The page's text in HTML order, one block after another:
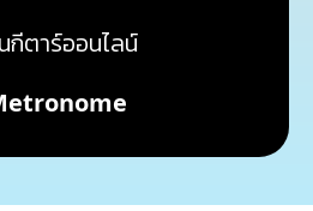
กีตาร์ออนไลน์